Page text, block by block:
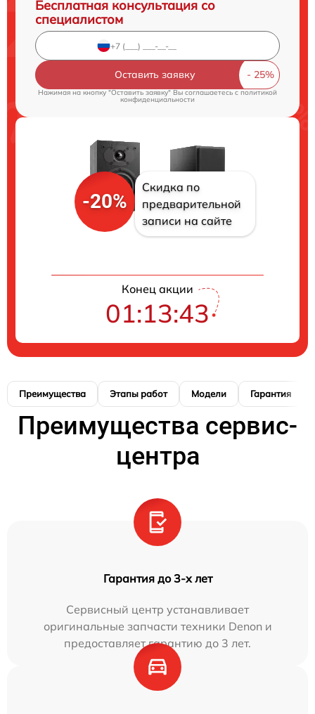
Бесплатная консультация со
специалистом
Оставить заявку
Нажимая на кнопку "Оставить заявку" Вы соглашаетесь c политикой
конфиденциальности
-20%
Скидка по
предварительной
записи на сайте
Конец акции
01:13:42
Преимущества Этапы работ Модели Гарантия
Преимущества сервис-
центра
Гарантия до 3-х лет
Сервисный центр устанавливает
оригинальные запчасти техники Denon и
предоставляет гарантию до 3 лет.